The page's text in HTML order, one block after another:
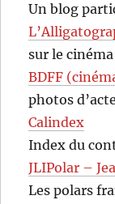
Un blog
sur le
BDFF
photos
Calindex
Index du
JLIPolar –
Les polars